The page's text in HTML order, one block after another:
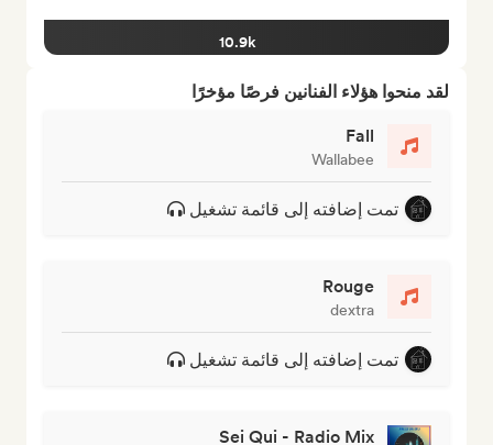
10.9k
لقد منحوا هؤلاء الفنانين فرصًا مؤخرًا
Fall
Wallabee
تمت إضافته إلى قائمة تشغيل
Rouge
dextra
تمت إضافته إلى قائمة تشغيل
Sei Qui - Radio Mix